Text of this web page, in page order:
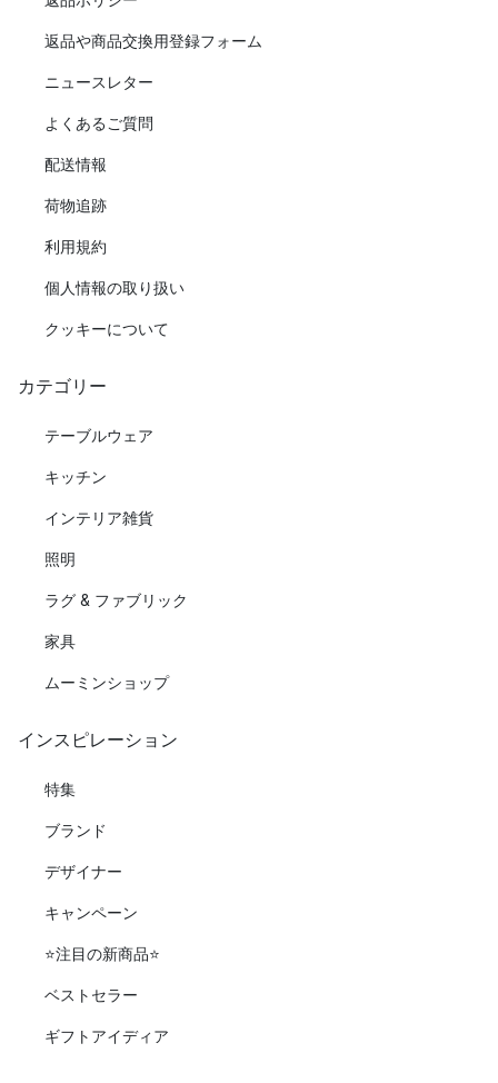
返品や商品交換用登録フォーム
ニュースレター
よくあるご質問
配送情報
荷物追跡
利用規約
個人情報の取り扱い
クッキーについて
カテゴリー
テーブルウェア
キッチン
インテリア雑貨
照明
ラグ & ファブリック
家具
ムーミンショップ
インスピレーション
特集
ブランド
デザイナー
キャンペーン
⭐️注目の新商品⭐️
ベストセラー
ギフトアイディア